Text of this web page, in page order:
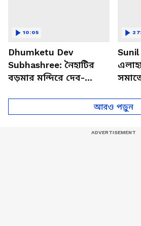
Dhumketu Dev
Subhashree: নৈহাটির
বড়মার মন্দিরে দেব-
10:05
Sunil
আরও পড়ুন